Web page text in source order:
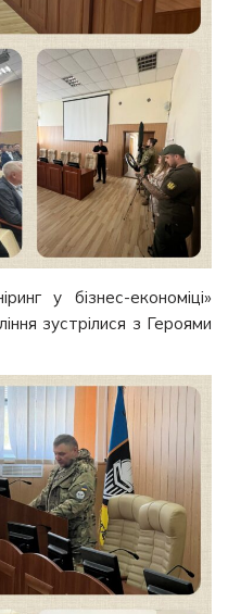
у бізнес-економіці»
зустрілися з Героями